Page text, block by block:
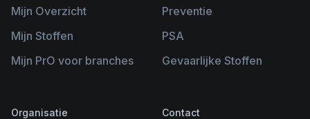
Mijn Overzicht
Mijn Stoffen
Mijn PrO voor branches
Preventie
PSA
Gevaarlijke Stoffen
Organisatie Contact